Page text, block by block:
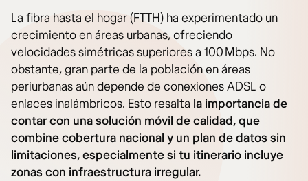
La fibra hasta el hogar (FTTH) ha experimentado un
crecimiento en áreas urbanas, ofreciendo
velocidades simétricas superiores a 100 Mbps. No
obstante, gran parte de la población en áreas
periurbanas aún depende de conexiones ADSL o
enlaces inalámbricos. Esto resalta la importancia de
contar con una solución móvil de calidad, que
combine cobertura nacional y un plan de datos sin
limitaciones, especialmente si tu itinerario incluye
zonas con infraestructura irregular.